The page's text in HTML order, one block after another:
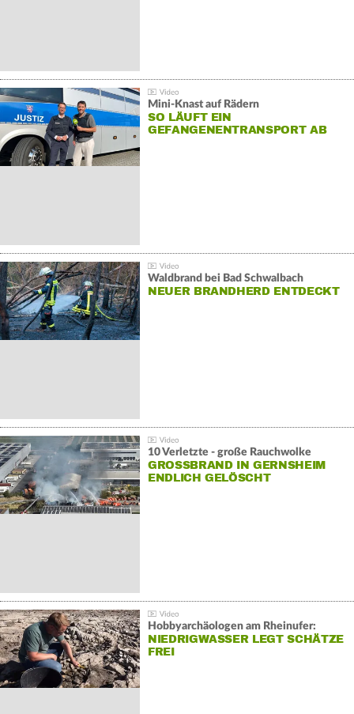
Mini-Knast auf Rädern
SO LÄUFT EIN
GEFANGENENTRANSPORT AB
Waldbrand bei Bad Schwalbach
NEUER BRANDHERD ENTDECKT
10 Verletzte - große Rauchwolke
GROSSBRAND IN GERNSHEIM E
NDLICH GELÖSCHT
Hobbyarchäologen am Rheinufer:
NIEDRIGWASSER LEGT SCHÄTZE
FREI